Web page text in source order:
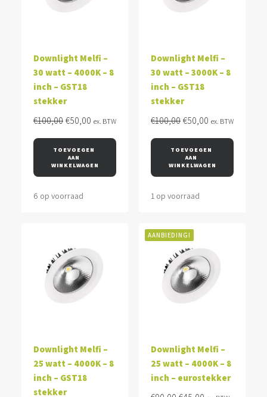
Downlight Melfi –
30 watt – 4000K – 8
inch – GST18
stekker
€100,00 Oorspronkelijke
was:
€100,00.
€50,00 Huidige
is:
€50,00.
ex. BTW
TOEVOEGEN
AAN
WINKELWAGEN
6 op voorraad
Downlight Melfi –
30 watt – 3000K – 8
inch – GST18
stekker
€100,00 Oorspronkelijke
was:
€100,00.
€50,00 Huidige
is:
€50,00.
ex. BTW
TOEVOEGEN
AAN
WINKELWAGEN
1 op voorraad
Downlight Melfi –
25 watt – 4000K – 8
inch – GST18
stekker
AANBIEDING!
Downlight Melfi –
25 watt – 4000K – 8
inch – eurostekker